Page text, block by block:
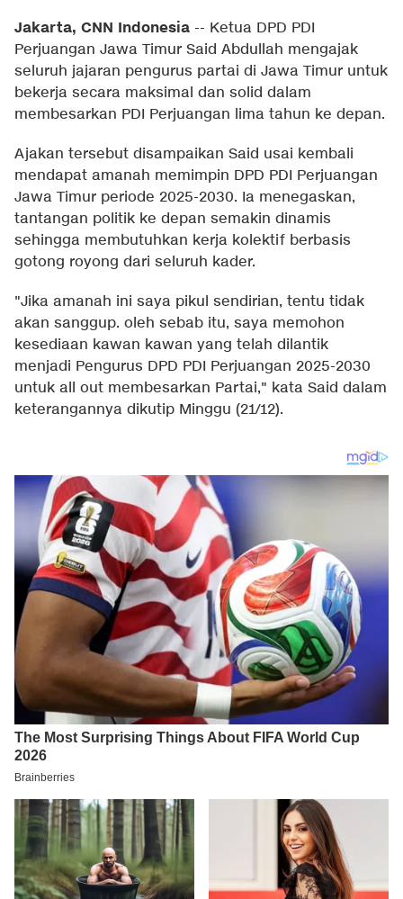
Jakarta, CNN Indonesia -- Ketua DPD PDI
Perjuangan Jawa Timur Said Abdullah mengajak
seluruh jajaran pengurus partai di Jawa Timur untuk
bekerja secara maksimal dan solid dalam
membesarkan PDI Perjuangan lima tahun ke depan.
Ajakan tersebut disampaikan Said usai kembali
mendapat amanah memimpin DPD PDI Perjuangan
Jawa Timur periode 2025-2030. Ia menegaskan,
tantangan politik ke depan semakin dinamis
sehingga membutuhkan kerja kolektif berbasis
gotong royong dari seluruh kader.
"Jika amanah ini saya pikul sendirian, tentu tidak
akan sanggup. oleh sebab itu, saya memohon
kesediaan kawan kawan yang telah dilantik
menjadi Pengurus DPD PDI Perjuangan 2025-2030
untuk all out membesarkan Partai," kata Said dalam
keterangannya dikutip Minggu (21/12).